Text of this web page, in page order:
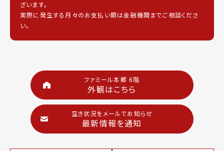
ざいます。
実際に発生する月々のお支払い額は金融機関までご相談くださ
い。
ファミール本郷 6階
外観はこちら
空き状況をメールでお知らせ
最新情報を通知